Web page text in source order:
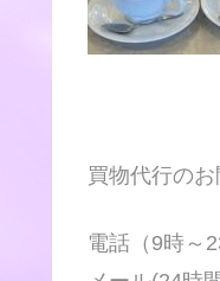
買物代行の
電話（9時～